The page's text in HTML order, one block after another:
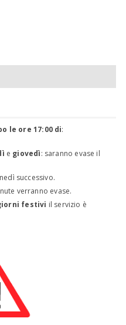
le ore 17:00 di:
e giovedì: saranno evase il
successivo.
verranno evase.
festivi il servizio è